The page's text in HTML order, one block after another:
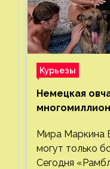
Курьезы
Немецкая
Мира Маркина
могут только
Сегодня